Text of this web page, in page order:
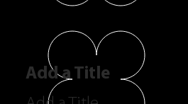
Add a Title